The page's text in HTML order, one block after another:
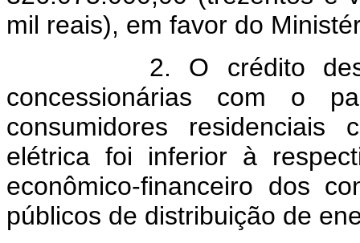
mil reais), em favor do
2. O crédito destina-
concessionárias com o
consumidores
elétrica foi inferior à
econômico-financeiro dos
públicos de distribuição de